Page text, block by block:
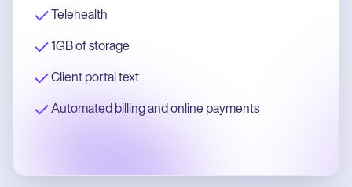
Telehealth
1GB of storage
Client portal text
Automated billing and online payments